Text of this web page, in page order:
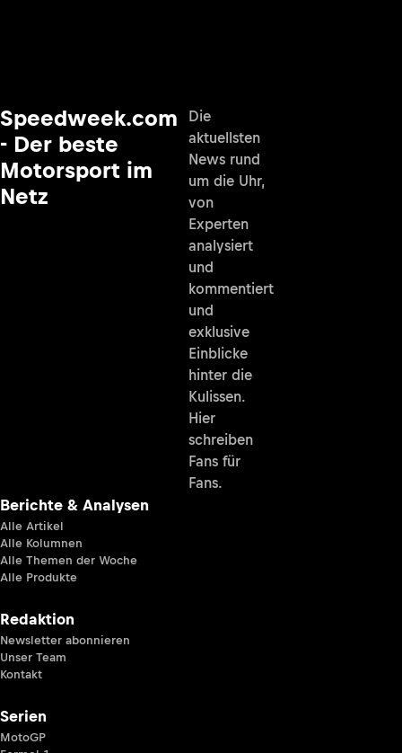
Speedweek.com
- Der beste
Motorsport im
Netz
Die
aktuellsten
News rund
um die Uhr,
von
Experten
analysiert
und
kommentiert
und
exklusive
Einblicke
hinter die
Kulissen.
Hier
schreiben
Fans für
Fans.
Berichte & Analysen
Alle Artikel
Alle Kolumnen
Alle Themen der Woche
Alle Produkte
Redaktion
Newsletter abonnieren
Unser Team
Kontakt
Serien
MotoGP